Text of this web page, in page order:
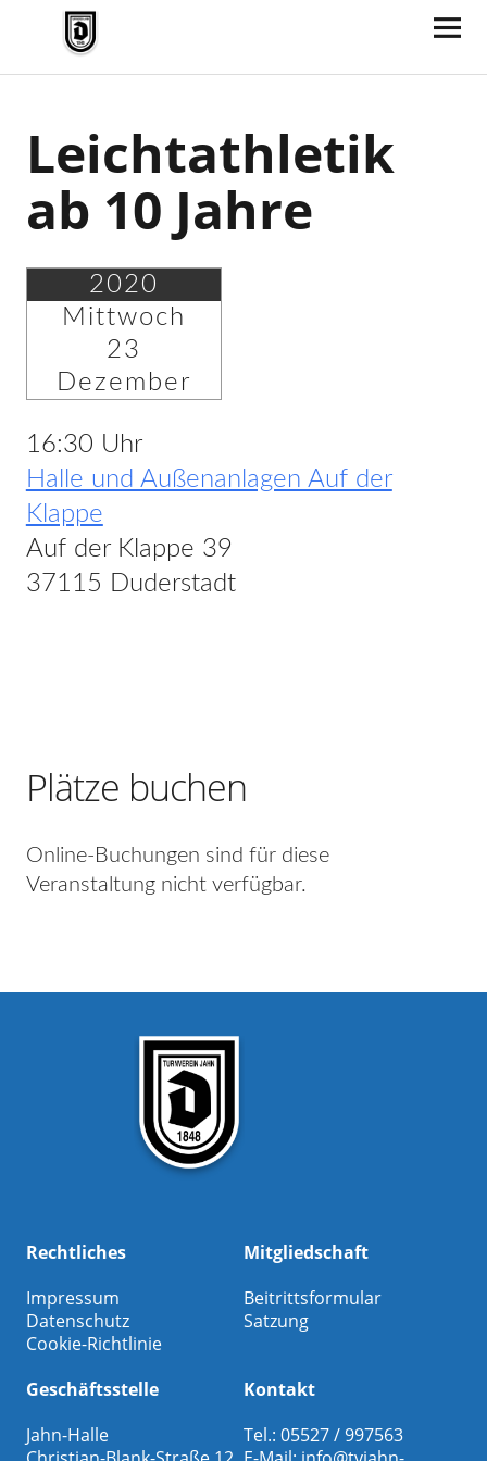
TV Jahn Duderstadt
Leichtathletik
ab 10 Jahre
2020
Mittwoch
23
Dezember
16:30 Uhr
Halle und Außenanlagen Auf der
Klappe
Auf der Klappe 39
37115 Duderstadt
Plätze buchen
Online-Buchungen sind für diese
Veranstaltung nicht verfügbar.
Rechtliches
Impressum
Datenschutz
Cookie-Richtlinie
Mitgliedschaft
Beitrittsformular
Satzung
Geschäftsstelle
Jahn-Halle
Kontakt
Tel.: 05527 / 997563